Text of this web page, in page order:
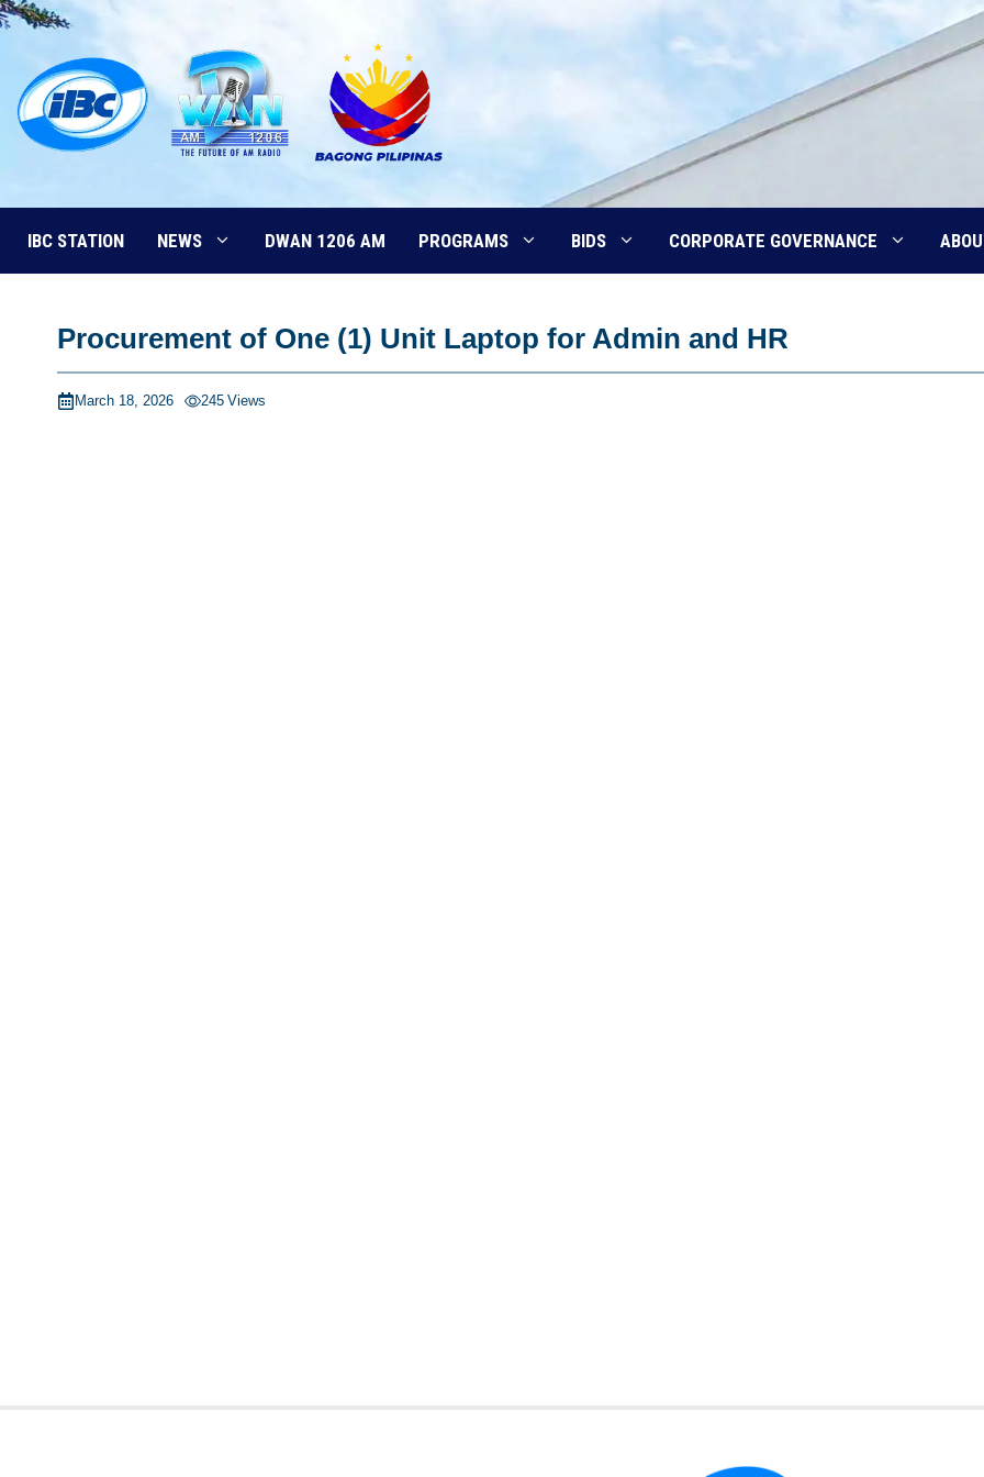
Skip
content
IBC STATION NEWS DWAN 1206 AM PROGRAMS BIDS CORPORATE GOVERNANCE
Procurement of One (1) Unit Laptop for Admin and HR
March 18, 2026 245 Views